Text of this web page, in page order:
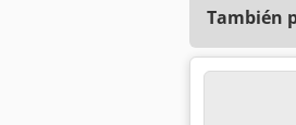
También